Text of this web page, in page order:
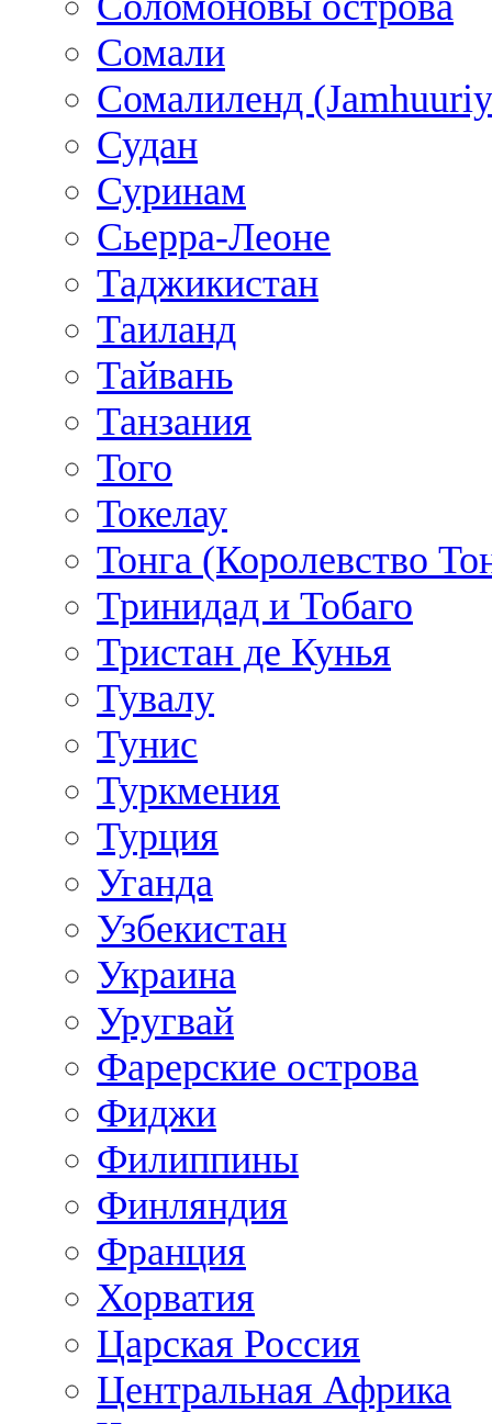
Сомали
Сомалиленд
Судан
Суринам
Сьерра-Леоне
Таджикистан
Таиланд
Тайвань
Танзания
Того
Токелау
Тонга (Королевство
Тринидад и Тобаго
Тристан де Кунья
Тувалу
Тунис
Туркмения
Турция
Уганда
Узбекистан
Украина
Уругвай
Фарерские острова
Фиджи
Филиппины
Финляндия
Франция
Хорватия
Царская Россия
Центральная Африка